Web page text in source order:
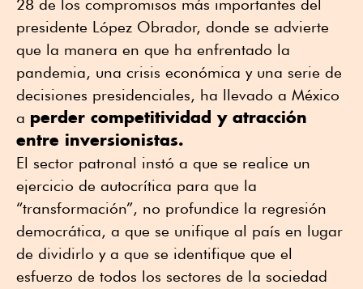
28 de los compromisos más importantes del
presidente López Obrador, donde se advierte
que la manera en que ha enfrentado la
pandemia, una crisis económica y una serie de
decisiones presidenciales, ha llevado a México
a perder competitividad y atracción
entre inversionistas.
El sector patronal instó a que se realice un
ejercicio de autocrítica para que la
“transformación”, no profundice la regresión
democrática, a que se unifique al país en lugar
de dividirlo y a que se identifique que el
esfuerzo de todos los sectores de la sociedad